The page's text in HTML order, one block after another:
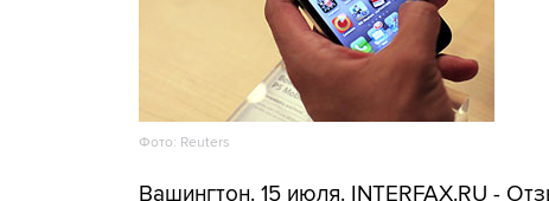
Фото: Reuters
Вашингтон. 15 июля. INTERFAX.RU -